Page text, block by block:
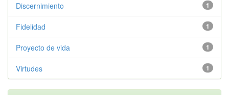
1
Discernimiento
1
Fidelidad
1
Proyecto de vida
1
Virtudes